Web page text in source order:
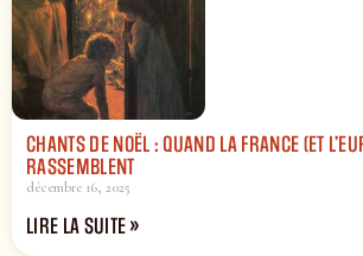
CHANTS DE NOËL : QUAND LA FRANCE (ET
RASSEMBLENT
décembre 16, 2025
LIRE LA SUITE »